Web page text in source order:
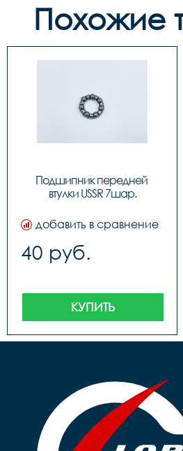
Похожие
Подшипник передней
втулки USSR 7шар.
добавить в сравнение
40 руб.
КУПИТЬ